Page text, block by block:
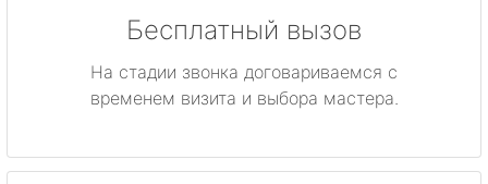
Бесплатный вызов
На стадии звонка договариваемся с
временем визита и выбора мастера.